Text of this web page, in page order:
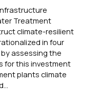
Treatment
climate-resilient
in four
assessing the
for this investment
plants climate